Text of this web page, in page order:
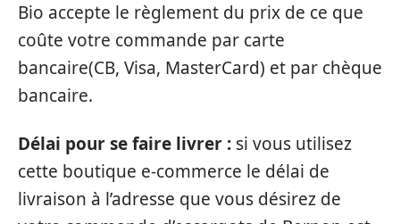
Bio accepte le règlement du prix de ce que
coûte votre commande par carte
bancaire(CB, Visa, MasterCard) et par chèque
bancaire.
Délai pour se faire livrer : si vous utilisez
cette boutique e-commerce le délai de
livraison à l’adresse que vous désirez de